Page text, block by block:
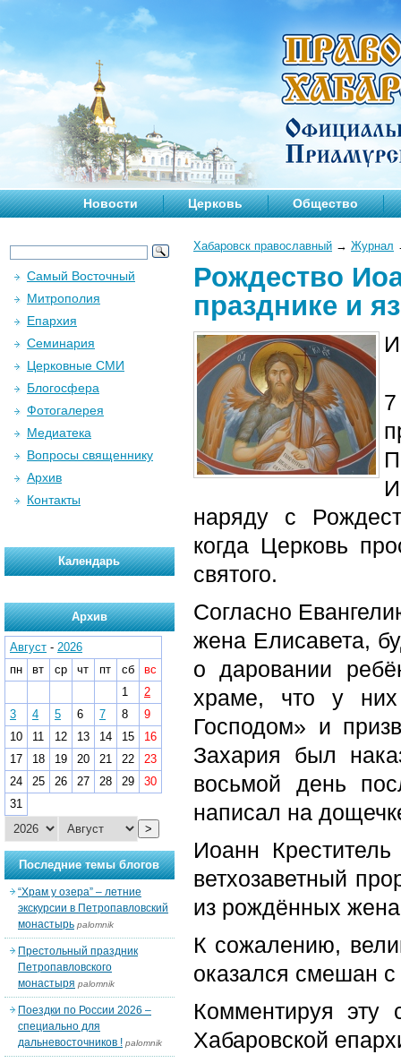
Новости Церковь Общество
Хабаровск православный → Журнал
Рождество
празднике и
наряду с
когда Церковь
святого.
Согласно
жена Елисавета,
о даровании
храме, что у них
Господом» и
Захария был
восьмой день
написал на
Иоанн
ветхозаветный
из рождённых
К сожалению,
оказался смешан
Комментируя эту
Хабаровской
Самый Восточный
Митрополия
Епархия
Семинария
Церковные СМИ
Блогосфера
Фотогалерея
Медиатека
Вопросы священнику
Архив
Контакты
Календарь
Архив
Август - 2026
пн
вт ср чт пт сб
вс
1
2
3
4 5 6 7 8
9
10
11 12 13 14 15
16
17
18 19 20 21 22
23
24
25 26 27 28 29
30
31
>
Последние темы блогов
“Храм у озера” – летние
экскурсии в Петропавловский
монастырь palomnik
Престольный праздник
Петропавловского
монастыря palomnik
Поездки по России 2026 –
специально для
дальневосточников ! palomnik